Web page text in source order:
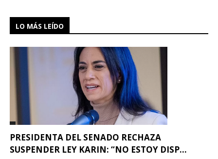
LO MÁS LEÍDO
PRESIDENTA DEL SENADO RECHAZA
SUSPENDER LEY KARIN: “NO ESTOY DISP...